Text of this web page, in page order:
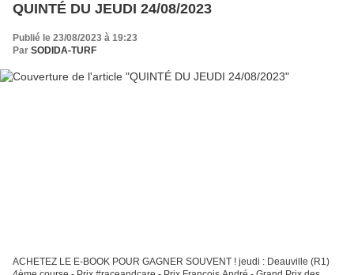
QUINTÉ DU JEUDI 24/08/2023
Publié le 23/08/2023 à 19:23
Par SODIDA-TURF
ACHETEZ LE E-BOOK POUR GAGNER SOUVENT ! jeudi : Deauville (R1)